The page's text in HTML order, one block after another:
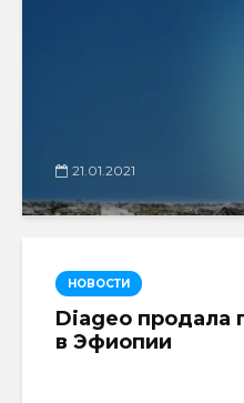
21.01.2021
НОВОСТИ
Diageo продала
в Эфиопии